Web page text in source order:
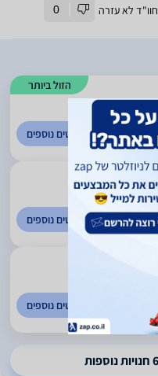
חוו"ד לא עזרה 0
הזול ביותר
לפרטים נוספים
לפרטים נוספים
לפרטים נוספים